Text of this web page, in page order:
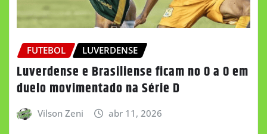
FUTEBOL LUVERDENSE
Luverdense e Brasiliense ficam no 0 a 0 em
duelo movimentado na Série D
Vilson Zeni abr 11, 2026